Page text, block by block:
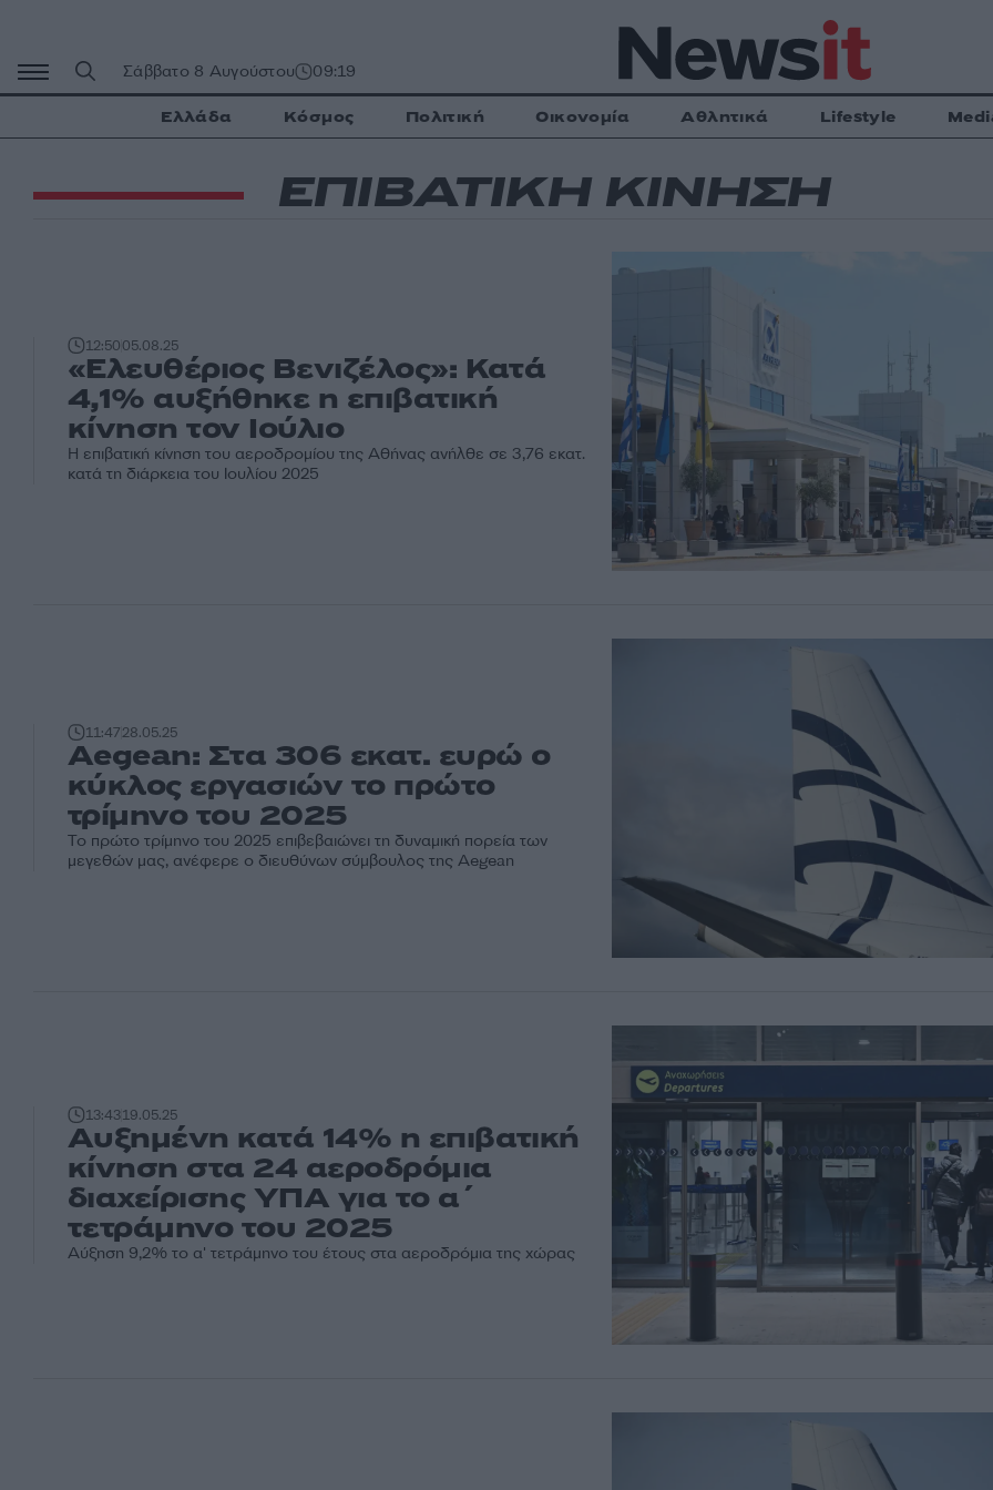
περιεχόμενο
Σάββατο 8 Αυγούστου 09:19
Ελλάδα Κόσμος Πολιτική Οικονομία Αθλητικά Lifestyle
ΕΠΙΒΑΤΙΚΗ ΚΙΝΗΣΗ
12:5005.08.25
«Ελευθέριος Βενιζέλος»: Κατά
4,1% αυξήθηκε η επιβατική
κίνηση τον Ιούλιο
Η επιβατική κίνηση του αεροδρομίου της Αθήνας ανήλθε σε 3,76 εκατ.
κατά τη διάρκεια του Ιουλίου 2025
11:4728.05.25
Aegean: Στα 306 εκατ. ευρώ ο
κύκλος εργασιών το πρώτο
τρίμηνο του 2025
Το πρώτο τρίμηνο του 2025 επιβεβαιώνει τη δυναμική πορεία των
μεγεθών μας, ανέφερε ο διευθύνων σύμβουλος της Aegean
13:4319.05.25
Αυξημένη κατά 14% η επιβατική
κίνηση στα 24 αεροδρόμια
διαχείρισης ΥΠΑ για το α΄
τετράμηνο του 2025
Αύξηση 9,2% το α' τετράμηνο του έτους στα αεροδρόμια της χώρας